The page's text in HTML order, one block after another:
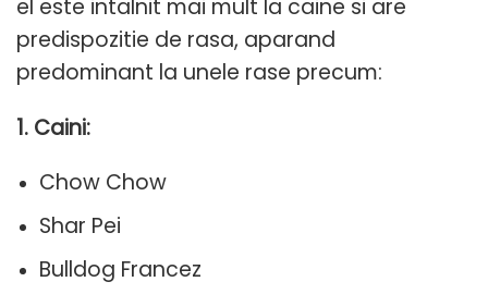
el este intalnit mai mult la caine si are
predispozitie de rasa, aparand
predominant la unele rase precum:
1. Caini:
Chow Chow
Shar Pei
Bulldog Francez